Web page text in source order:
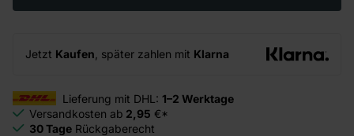
Jetzt Kaufen , später zahlen mit Klarna
Lieferung mit DHL: 1–2 Werktage
Versandkosten ab 2,95 €*
30 Tage Rückgaberecht